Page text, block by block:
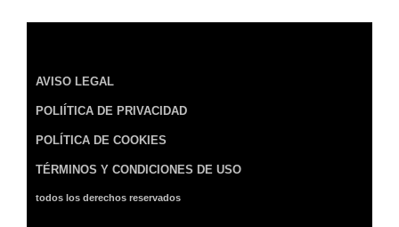
AVISO LEGAL
POLIÍTICA DE PRIVACIDAD
POLÍTICA DE COOKIES
TÉRMINOS Y CONDICIONES DE USO
todos los derechos reservados